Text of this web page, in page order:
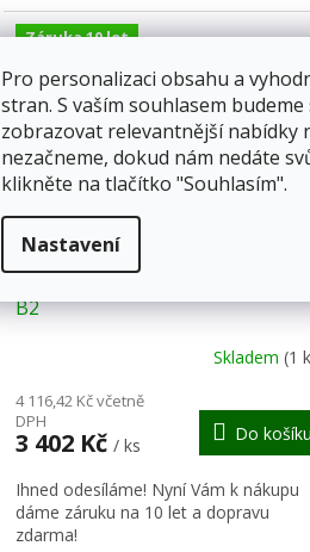
Pro personalizaci obsahu a
stran. S vaším souhlasem
zobrazovat relevantnější nabídky
nezačneme, dokud nám nedáte
klikněte na tlačítko "Souhlasím".
Nastavení
Záruka 10 let
Reklamní stojan áčko, kulaté rohy,
B2
Skladem (1
4 116,42 Kč včetně
DPH
3 402 Kč / ks
Do košíku
Ihned odesíláme! Nyní Vám k nákupu
dáme záruku na 10 let a dopravu
zdarma!